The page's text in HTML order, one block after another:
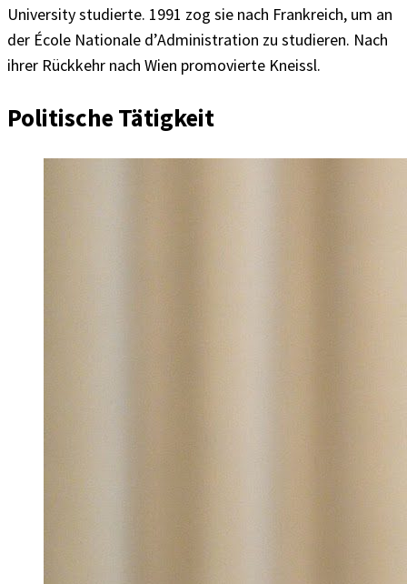
University studierte. 1991 zog sie nach Frankreich, um an
der École Nationale d’Administration zu studieren. Nach
ihrer Rückkehr nach Wien promovierte Kneissl.
Politische Tätigkeit